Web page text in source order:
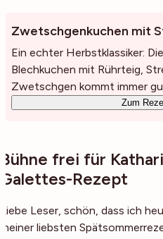
Zwetschgenkuchen mit
Ein echter Herbstklassiker:
Blechkuchen mit Rührteig,
Zwetschgen kommt immer
Zum
Bühne frei für
Galettes-Rezept
Liebe Leser, schön, dass ich
meiner liebsten